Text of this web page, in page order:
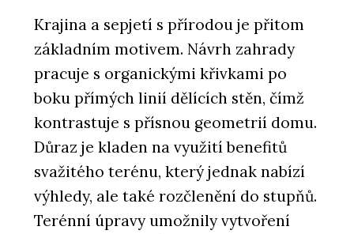
Krajina a sepjetí s přírodou je přitom
základním motivem. Návrh zahrady
pracuje s organickými křivkami po
boku přímých linií dělících stěn, čímž
kontrastuje s přísnou geometrií domu.
Důraz je kladen na využití benefitů
svažitého terénu, který jednak nabízí
výhledy, ale také rozčlenění do stupňů.
Terénní úpravy umožnily vytvoření